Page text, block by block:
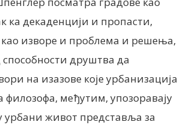
ка декаденцији и пропасти,
изворе и проблема и решења,
способности друштва да
на изазове које урбанизација
филозофа, међутим, упозоравају
урбани живот представља за